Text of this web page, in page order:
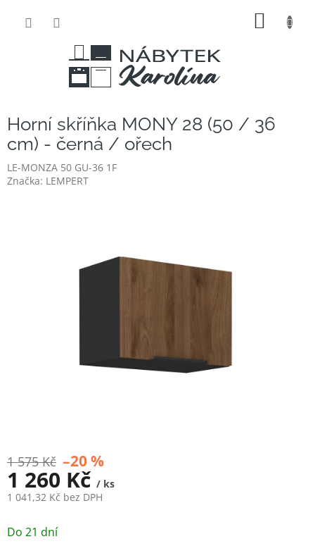
Horní skříňka MONY 28 (50 / 36
cm) - černá / ořech
LE-MONZA 50 GU-36 1F
Značka: LEMPERT
1 575 Kč –20 %
1 260 Kč / ks
1 041,32 Kč bez DPH
cena:
Do 21 dní